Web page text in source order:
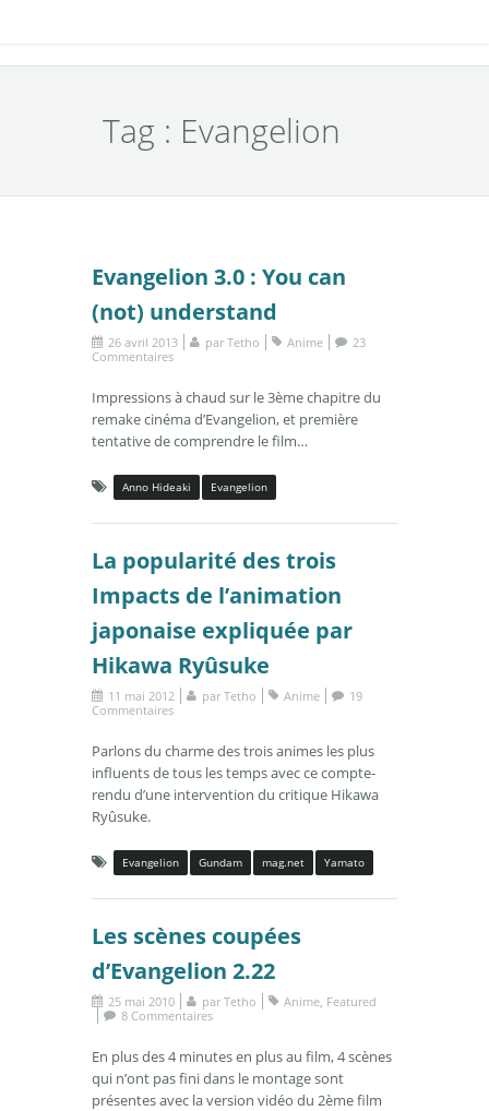
Tag : Evangelion
Evangelion 3.0 : You can
(not) understand
26 avril 2013 par Tetho Anime
23
Commentaires
Impressions à chaud sur le 3ème chapitre du
remake cinéma d’Evangelion, et première
tentative de comprendre le film…
Anno Hideaki Evangelion
La popularité des trois
Impacts de l’animation
japonaise expliquée par
Hikawa Ryûsuke
11 mai 2012 par Tetho Anime
19
Commentaires
Parlons du charme des trois animes les plus
influents de tous les temps avec ce compte-
rendu d’une intervention du critique Hikawa
Ryûsuke.
Evangelion Gundam mag.net Yamato
Les scènes coupées
d’Evangelion 2.22
25 mai 2010 par Tetho Anime, Featured
8 Commentaires
En plus des 4 minutes en plus au film, 4 scènes
qui n’ont pas fini dans le montage sont
présentes avec la version vidéo du 2ème film